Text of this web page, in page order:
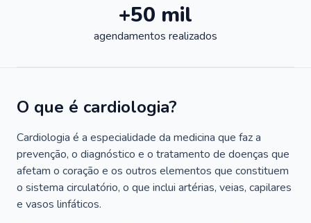
+50 mil
agendamentos realizados
O que é cardiologia?
Cardiologia é a especialidade da medicina que faz a
prevenção, o diagnóstico e o tratamento de doenças que
afetam o coração e os outros elementos que constituem
o sistema circulatório, o que inclui artérias, veias, capilares
e vasos linfáticos.